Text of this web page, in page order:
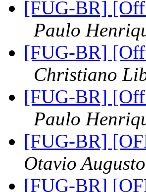
[FUG-BR] [Off
Paulo
[FUG-BR] [Off
Christiano
[FUG-BR] [Off
Paulo
[FUG-BR]
Otavio Augusto
[FUG-BR]